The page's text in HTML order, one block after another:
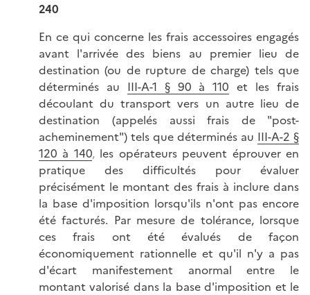
240
En ce qui concerne les frais accessoires engagés
avant l'arrivée des biens au premier lieu de
destination (ou de rupture de charge) tels que
déterminés au III-A-1 § 90 à 110 et les frais
découlant du transport vers un autre lieu de
destination (appelés aussi frais de "post-
acheminement") tels que déterminés au III-A-2 §
120 à 140,les opérateurs peuvent éprouver en
pratique des difficultés pour évaluer
précisément le montant des frais à inclure dans
la base d'imposition lorsqu'ils n'ont pas encore
été facturés. Par mesure de tolérance, lorsque
ces frais ont été évalués de façon
économiquement rationnelle et qu'il n'y a pas
d'écart manifestement anormal entre le
montant valorisé dans la base d'imposition et le